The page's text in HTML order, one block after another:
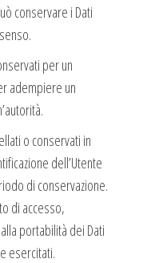
conservare i Dati
per un
adempiere un
o conservati in
dell’Utente
di conservazione.
di accesso,
portabilità dei Dati
esercitati.